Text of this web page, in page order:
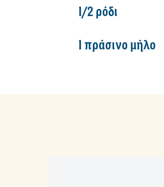
1/2 ρόδι
1 πράσινο μήλο